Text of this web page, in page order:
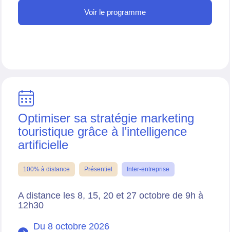
Voir le programme
Optimiser sa stratégie marketing
touristique grâce à l’intelligence
artificielle
100% à distance Présentiel Inter-entreprise
A distance les 8, 15, 20 et 27 octobre de 9h à
12h30
Du 8 octobre 2026